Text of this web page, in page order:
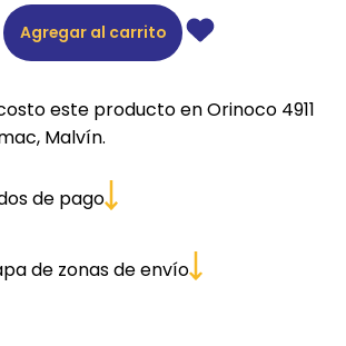
Agregar al carrito
este producto en Orinoco 4911
Malvín.
de pago
de zonas de envío